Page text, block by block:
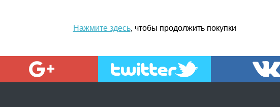
Нажмите здесь, чтобы продолжить покупки